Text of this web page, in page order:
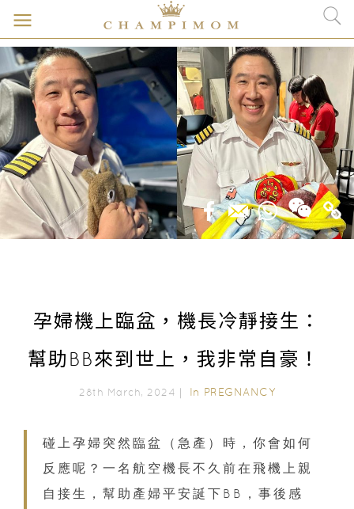
孕婦機上臨盆，機長冷靜接生：
幫助BB來到世上，我非常自豪！
28th March, 2024｜ In PREGNANCY
碰上孕婦突然臨盆（急產）時，你會如何
反應呢？一名航空機長不久前在飛機上親
自接生，幫助產婦平安誕下BB，事後感